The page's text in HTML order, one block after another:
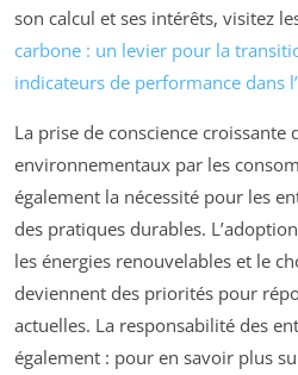
son calcul et ses intérêts, visitez
carbone : un levier pour la
indicateurs de performance dans
La prise de conscience croissante
environnementaux par les
également la nécessité pour les
des pratiques durables.
les énergies renouvelables et le
deviennent des priorités pour
actuelles. La responsabilité des
également : pour en savoir plus